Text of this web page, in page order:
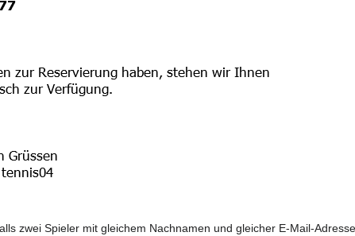
zwei Spieler mit gleichem Nachnamen und gleicher E-Mail-